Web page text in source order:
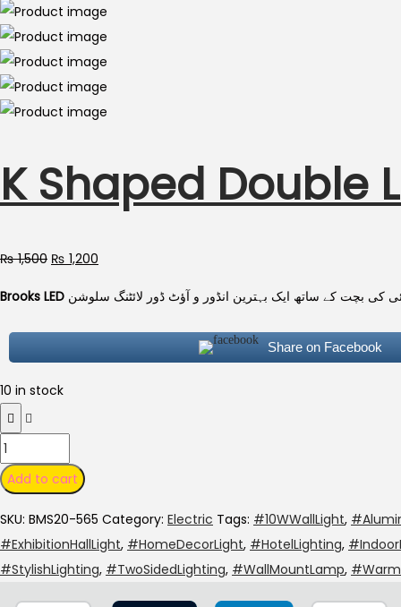
K Shaped Double
₨1,500 ₨ 1,200
Share on Facebook
10 in stock
Add to cart
SKU: BMS20-565 Category: Electric Tags: #10WWallLight,
#ExhibitionHallLight, #HomeDecorLight, #HotelLighting,
#StylishLighting, #TwoSidedLighting, #WallMountLamp,